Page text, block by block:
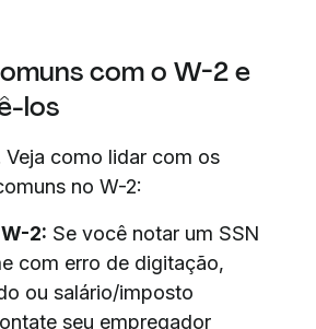
com o W-2 e
los
Veja como lidar com os
no W-2:
2: Se você notar um SSN
com erro de digitação,
ou salário/imposto
seu empregador